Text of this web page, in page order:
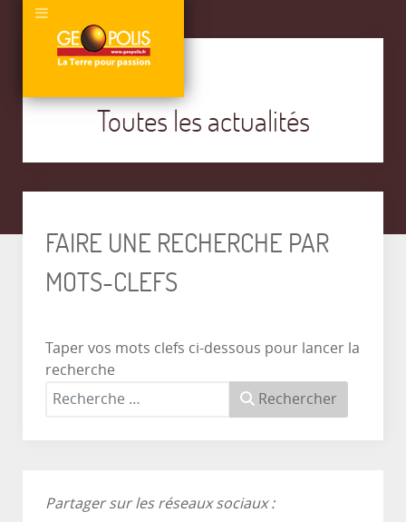
Toutes les actualités
FAIRE UNE RECHERCHE PAR
MOTS-CLEFS
Taper vos mots clefs ci-dessous pour lancer la
recherche
Rechercher
Partager sur les réseaux sociaux :